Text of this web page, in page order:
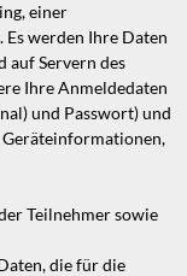
einer
werden Ihre Daten
Servern des
Ihre Anmeldedaten
und Passwort) und
Geräteinformationen,
Teilnehmer sowie
die für die